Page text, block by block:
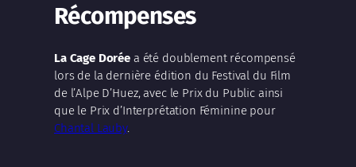
Récompenses
La Cage Dorée a été doublement récompensé
lors de la dernière édition du Festival du Film
de l’Alpe D’Huez, avec le Prix du Public ainsi
que le Prix d’Interprétation Féminine pour
Chantal Lauby.